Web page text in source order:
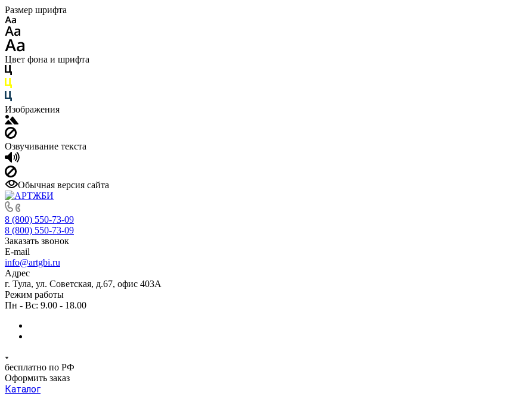
Размер шрифта
Цвет фона и шрифта
Изображения
Озвучивание текста
Обычная версия сайта
8 (800) 550-73-09
8 (800) 550-73-09
Заказать звонок
E-mail
info@artgbi.ru
Адрес
г. Тула, ул. Советская, д.67, офис 403А
Режим работы
Пн - Вс: 9.00 - 18.00
бесплатно по РФ
Оформить заказ
Каталог